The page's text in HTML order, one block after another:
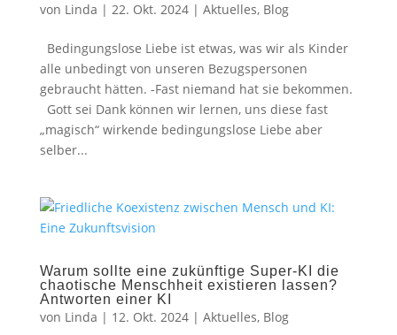
von Linda | 22. Okt. 2024| Aktuelles, Blog
Bedingungslose Liebe ist etwas, was wir als Kinder
alle unbedingt von unseren Bezugspersonen
gebraucht hätten. -Fast niemand hat sie bekommen.
Gott sei Dank können wir lernen, uns diese fast
„magisch“ wirkende bedingungslose Liebe aber
selber...
Warum sollte eine zukünftige Super-KI die
chaotische Menschheit existieren lassen?
Antworten einer KI
von Linda | 12. Okt. 2024| Aktuelles, Blog